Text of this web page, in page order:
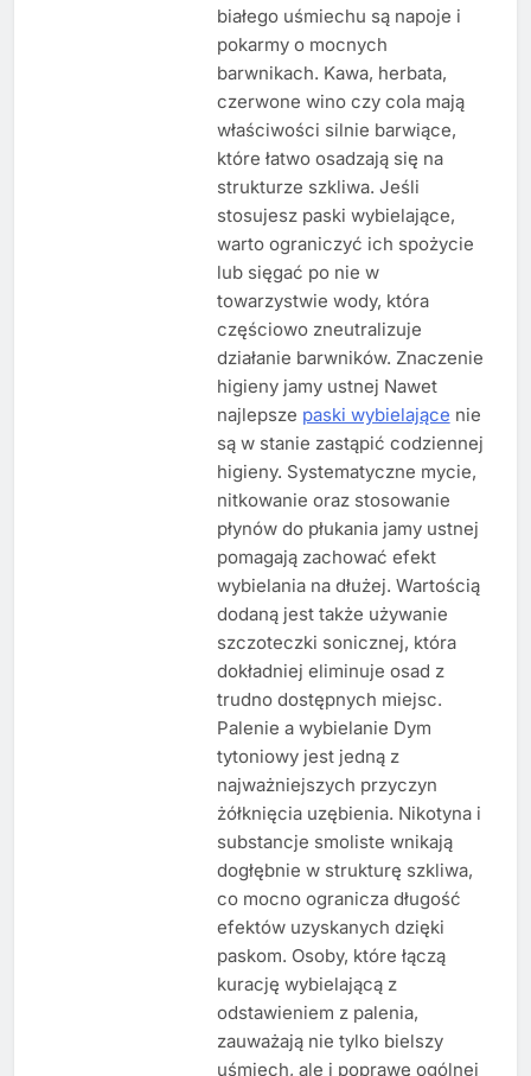
białego uśmiechu są napoje i
pokarmy o mocnych
barwnikach. Kawa, herbata,
czerwone wino czy cola mają
właściwości silnie barwiące,
które łatwo osadzają się na
strukturze szkliwa. Jeśli
stosujesz paski wybielające,
warto ograniczyć ich spożycie
lub sięgać po nie w
towarzystwie wody, która
częściowo zneutralizuje
działanie barwników. Znaczenie
higieny jamy ustnej Nawet
najlepsze paski wybielające nie
są w stanie zastąpić codziennej
higieny. Systematyczne mycie,
nitkowanie oraz stosowanie
płynów do płukania jamy ustnej
pomagają zachować efekt
wybielania na dłużej. Wartością
dodaną jest także używanie
szczoteczki sonicznej, która
dokładniej eliminuje osad z
trudno dostępnych miejsc.
Palenie a wybielanie Dym
tytoniowy jest jedną z
najważniejszych przyczyn
żółknięcia uzębienia. Nikotyna i
substancje smoliste wnikają
dogłębnie w strukturę szkliwa,
co mocno ogranicza długość
efektów uzyskanych dzięki
paskom. Osoby, które łączą
kurację wybielającą z
odstawieniem z palenia,
zauważają nie tylko bielszy
uśmiech, ale i poprawę ogólnej